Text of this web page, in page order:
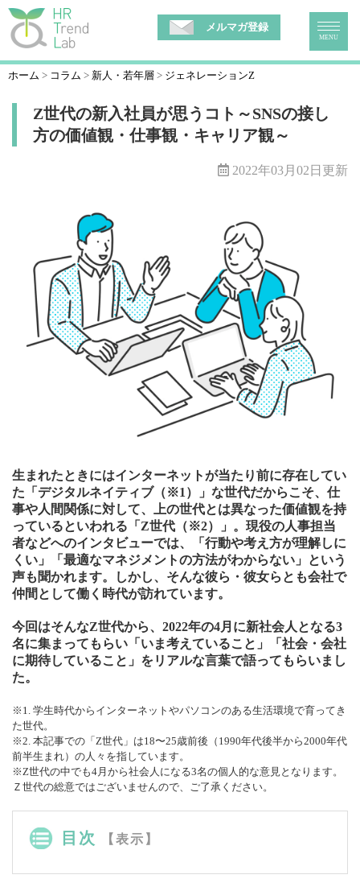
メルマガ登録
MENU
ホーム コラム 新人・若年層 ジェネレーションZ
Z世代の新入社員が思うコト～SNSの接し
方の価値観・仕事観・キャリア観～
2022年03月02日更新
生まれたときにはインターネットが当たり前に存在してい
た「デジタルネイティブ（※1）」な世代だからこそ、仕
事や人間関係に対して、上の世代とは異なった価値観を持
っているといわれる「Z世代（※2）」。現役の人事担当
者などへのインタビューでは、「行動や考え方が理解しに
くい」「最適なマネジメントの方法がわからない」という
声も聞かれます。しかし、そんな彼ら・彼女らとも会社で
仲間として働く時代が訪れています。
今回はそんなZ世代から、2022年の4月に新社会人となる3
名に集まってもらい「いま考えていること」「社会・会社
に期待していること」をリアルな言葉で語ってもらいまし
た。
※1. 学生時代からインターネットやパソコンのある生活環境で育ってき
た世代。
※2. 本記事での「Z世代」は18〜25歳前後（1990年代後半から2000年代
前半生まれ）の人々を指しています。
※Z世代の中でも4月から社会人になる3名の個人的な意見となります。
Ｚ世代の総意ではございませんので、ご了承ください。
目次 【表示】